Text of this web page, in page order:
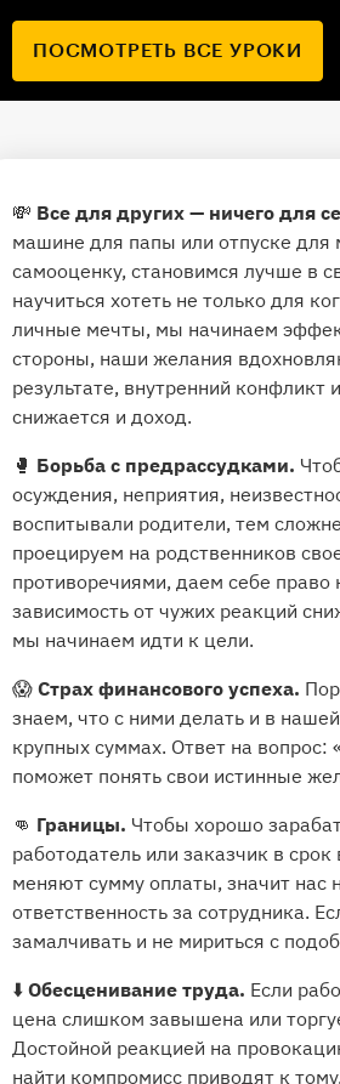
ПОСМОТРЕТЬ ВСЕ УРОКИ
💸 Все для других — ничего для
машине для папы или отпуске
самооценку, становимся лучше в
научиться хотеть не только для
личные мечты, мы начинаем
стороны, наши желания
результате, внутренний
снижается и доход.
🥊 Борьба с предрассудками.
осуждения, неприятия,
воспитывали родители, тем
проецируем на родственников
противоречиями, даем себе право
зависимость от чужих реакций
мы начинаем идти к цели.
😱 Страх финансового успеха.
знаем, что с ними делать и в
крупных суммах. Ответ на вопрос:
поможет понять свои истинные
👊 Границы. Чтобы хорошо
работодатель или заказчик в
меняют сумму оплаты, значит нас
ответственность за сотрудника.
замалчивать и не мириться с
⬇️ Обесценивание труда. Если
цена слишком завышена или
Достойной реакцией на
найти компромисс приводят к